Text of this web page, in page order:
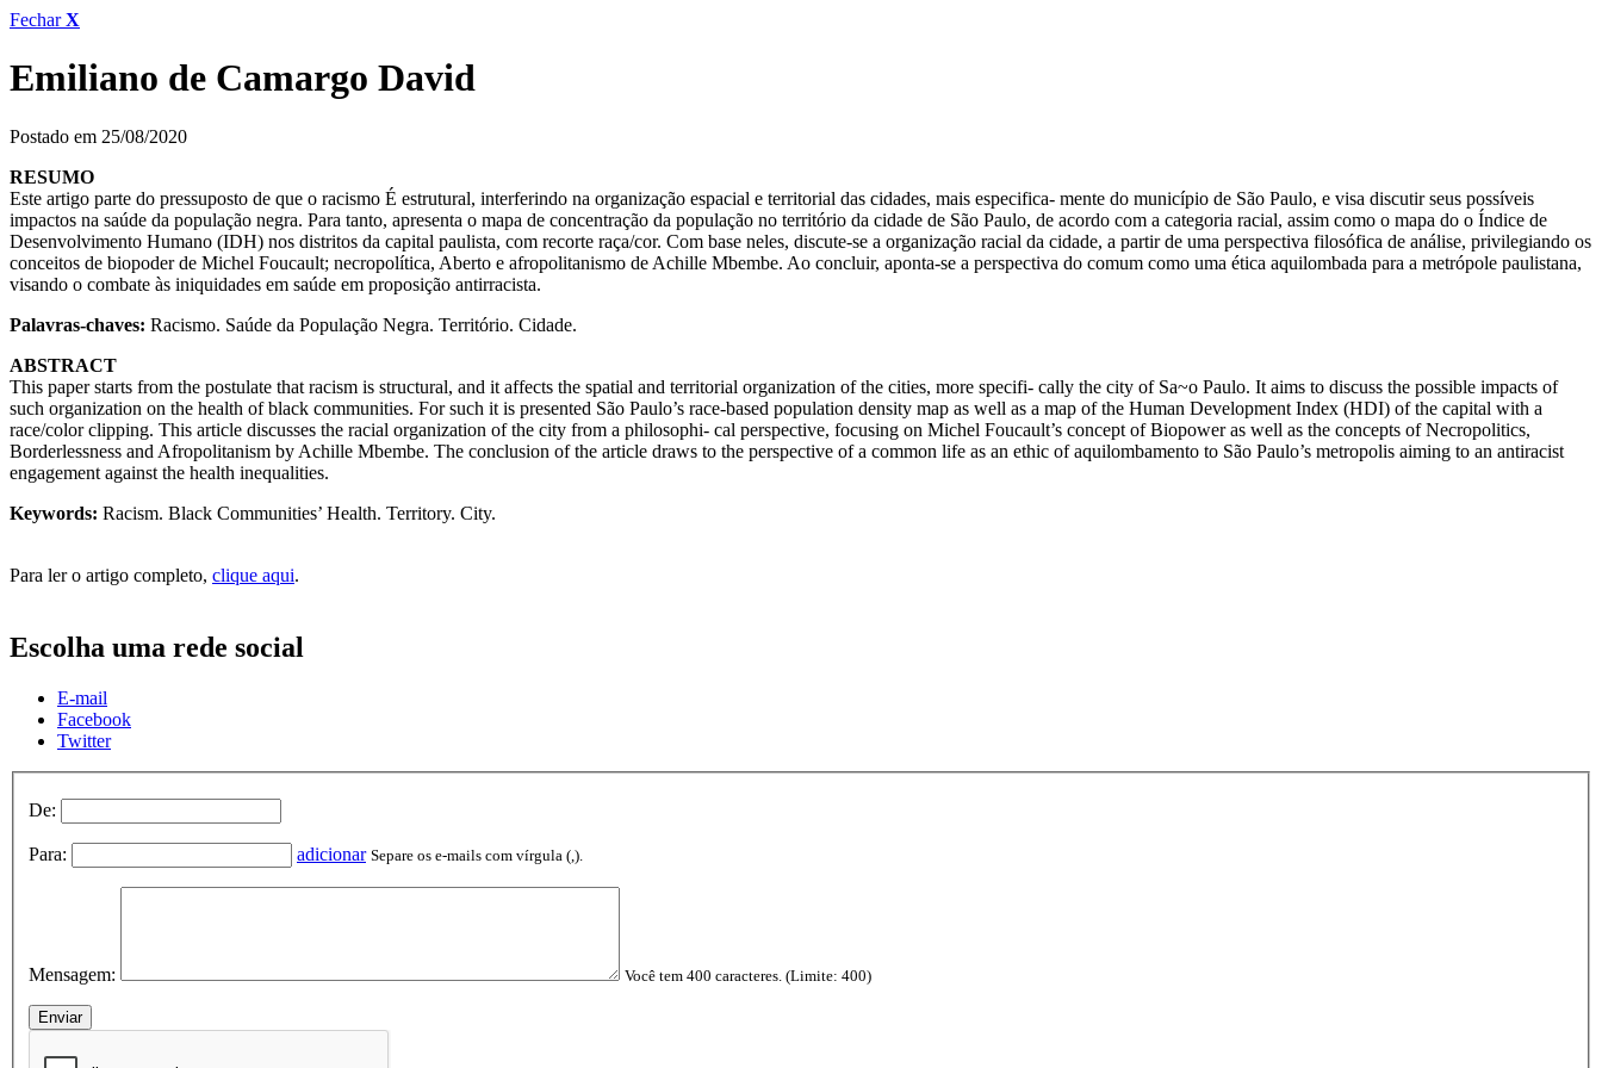
FecharX
Emiliano de Camargo David
Postado em 25/08/2020
RESUMO
Este artigo parte do pressuposto de que o racismo É estrutural, interferindo na organização espacial e territorial das cidades, mais especifica- mente do município de São Paulo, e visa discutir seus possíveis
impactos na saúde da população negra. Para tanto, apresenta o mapa de concentração da população no território da cidade de São Paulo, de acordo com a categoria racial, assim como o mapa do o Índice de
Desenvolvimento Humano (IDH) nos distritos da capital paulista, com recorte raça/cor. Com base neles, discute-se a organização racial da cidade, a partir de uma perspectiva filosófica de análise, privilegiando os
conceitos de biopoder de Michel Foucault; necropolítica, Aberto e afropolitanismo de Achille Mbembe. Ao concluir, aponta-se a perspectiva do comum como uma ética aquilombada para a metrópole paulistana,
visando o combate às iniquidades em saúde em proposição antirracista.
Palavras-chaves: Racismo. Saúde da População Negra. Território. Cidade.
ABSTRACT
This paper starts from the postulate that racism is structural, and it affects the spatial and territorial organization of the cities, more specifi- cally the city of Sa~o Paulo. It aims to discuss the possible impacts of
such organization on the health of black communities. For such it is presented São Paulo’s race-based population density map as well as a map of the Human Development Index (HDI) of the capital with a
race/color clipping. This article discusses the racial organization of the city from a philosophi- cal perspective, focusing on Michel Foucault’s concept of Biopower as well as the concepts of Necropolitics,
Borderlessness and Afropolitanism by Achille Mbembe. The conclusion of the article draws to the perspective of a common life as an ethic of aquilombamento to São Paulo’s metropolis aiming to an antiracist
engagement against the health inequalities.
Keywords: Racism. Black Communities’ Health. Territory. City.
Para ler o artigo completo, clique aqui.
Escolha uma rede social
E-mail
Facebook
Twitter
De:
Para: adicionar Separe os e-mails com vírgula (,).
Mensagem: Você tem 400 caracteres. (Limite: 400)